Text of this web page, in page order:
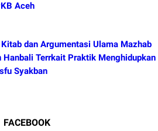
Aceh
dan Argumentasi Ulama Mazhab
Hanbali Terrkait Praktik Menghidupkan
Syakban
FACEBOOK